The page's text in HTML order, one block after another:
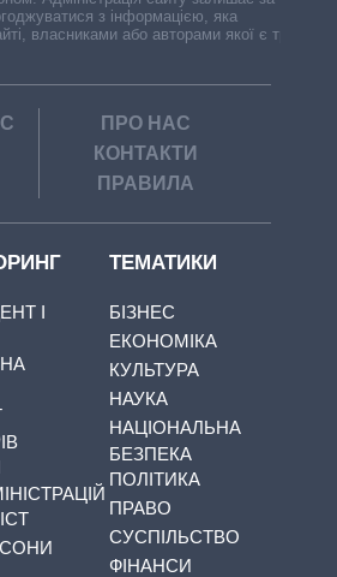
з інформацією, яка
власниками або авторами якої є треті
ПРО НАС
КОНТАКТИ
ПРАВИЛА
І
ТЕМАТИКИ
БІЗНЕС
ЕКОНОМІКА
КУЛЬТУРА
НАУКА
НАЦІОНАЛЬНА
БЕЗПЕКА
ПОЛІТИКА
ПРАВО
СУСПІЛЬСТВО
ФІНАНСИ